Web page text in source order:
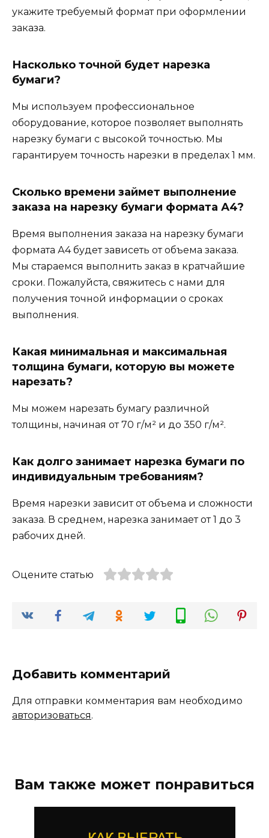
укажите требуемый формат при оформлении
заказа.
Насколько точной будет нарезка
бумаги?
Мы используем профессиональное
оборудование, которое позволяет выполнять
нарезку бумаги с высокой точностью. Мы
гарантируем точность нарезки в пределах 1 мм.
Сколько времени займет выполнение
заказа на нарезку бумаги формата А4?
Время выполнения заказа на нарезку бумаги
формата А4 будет зависеть от объема заказа.
Мы стараемся выполнить заказ в кратчайшие
сроки. Пожалуйста, свяжитесь с нами для
получения точной информации о сроках
выполнения.
Какая минимальная и максимальная
толщина бумаги, которую вы можете
нарезать?
Мы можем нарезать бумагу различной
толщины, начиная от 70 г/м² и до 350 г/м².
Как долго занимает нарезка бумаги по
индивидуальным требованиям?
Время нарезки зависит от объема и сложности
заказа. В среднем, нарезка занимает от 1 до 3
рабочих дней.
Оцените статью
Добавить комментарий
Для отправки комментария вам необходимо
авторизоваться.
Вам также может понравиться